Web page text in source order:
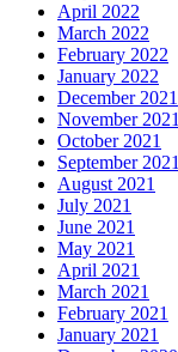
April 2022
March 2022
February 2022
January 2022
December 2021
November 2021
October 2021
September 2021
August 2021
July 2021
June 2021
May 2021
April 2021
March 2021
February 2021
January 2021